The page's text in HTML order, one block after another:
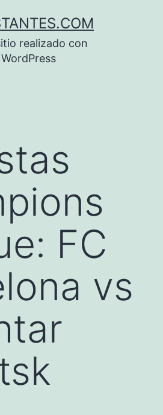
realizado con
WordPress
FC
vs